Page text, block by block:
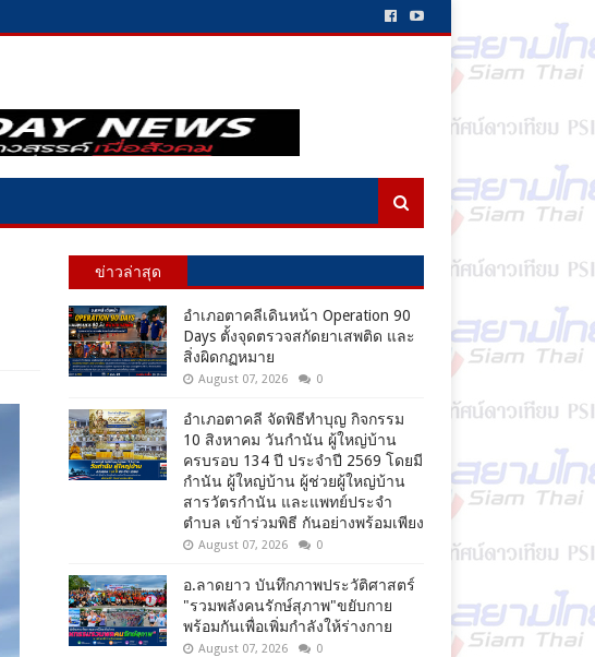
ข่าวล่าสุด
อำเภอตาคลีเดินหน้า Operation 90
Days ตั้งจุดตรวจสกัดยาเสพติด และ
สิ่งผิดกฏหมาย
August 07, 2026 0
อำเภอตาคลี จัดพิธีทำบุญ กิจกรรม
10 สิงหาคม วันกำนัน ผู้ใหญ่บ้าน
ครบรอบ 134 ปี ประจำปี 2569 โดยมี
กำนัน ผู้ใหญ่บ้าน ผู้ช่วยผู้ใหญ่บ้าน
สารวัตรกำนัน และแพทย์ประจำ
ตำบล เข้าร่วมพิธี กันอย่างพร้อมเพียง
August 07, 2026 0
อ.ลาดยาว บันทึกภาพประวัติศาสตร์
"รวมพลังคนรักษ์สุภาพ"ขยับกาย
พร้อมกันเพื่อเพิ่มกำลังให้ร่างกาย
August 07, 2026 0